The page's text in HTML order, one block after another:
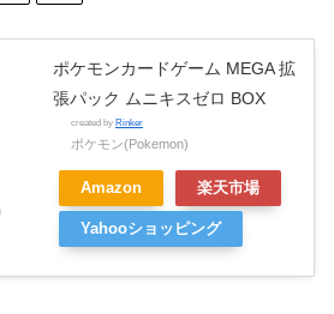
ポケモンカードゲーム MEGA 拡
張パック ムニキスゼロ BOX
created by Rinker
ポケモン(Pokemon)
Amazon 楽天市場
Yahooショッピング